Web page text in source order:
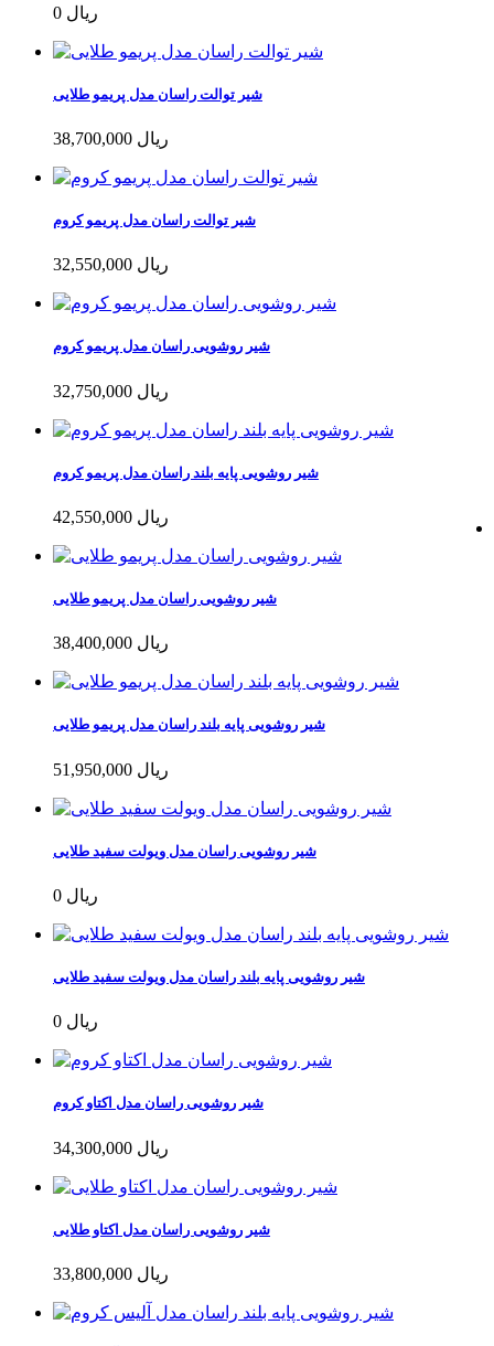
0 ریال
شیر توالت راسان مدل پریمو طلایی
38,700,000 ریال
شیر توالت راسان مدل پریمو کروم
32,550,000 ریال
شیر روشویی راسان مدل پریمو کروم
32,750,000 ریال
شیر روشویی پایه بلند راسان مدل پریمو کروم
42,550,000 ریال
شیر روشویی راسان مدل پریمو طلایی
38,400,000 ریال
شیر روشویی پایه بلند راسان مدل پریمو طلایی
51,950,000 ریال
شیر روشویی راسان مدل ویولت سفید طلایی
0 ریال
شیر روشویی پایه بلند راسان مدل ویولت سفید طلایی
0 ریال
شیر روشویی راسان مدل اکتاو کروم
34,300,000 ریال
شیر روشویی راسان مدل اکتاو طلایی
33,800,000 ریال